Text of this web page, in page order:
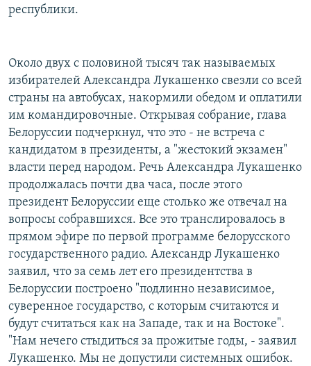
Все сайты РСЕ/РС
республики.
Около двух с половиной тысяч так называемых
избирателей Александра Лукашенко свезли со всей
страны на автобусах, накормили обедом и оплатили
им командировочные. Открывая собрание, глава
Белоруссии подчеркнул, что это - не встреча с
кандидатом в президенты, а "жестокий экзамен"
власти перед народом. Речь Александра Лукашенко
продолжалась почти два часа, после этого
президент Белоруссии еще столько же отвечал на
вопросы собравшихся. Все это транслировалось в
прямом эфире по первой программе белорусского
государственного радио. Александр Лукашенко
заявил, что за семь лет его президентства в
Белоруссии построено "подлинно независимое,
суверенное государство, с которым считаются и
будут считаться как на Западе, так и на Востоке".
"Нам нечего стыдиться за прожитые годы, - заявил
Лукашенко. Мы не допустили системных ошибок.